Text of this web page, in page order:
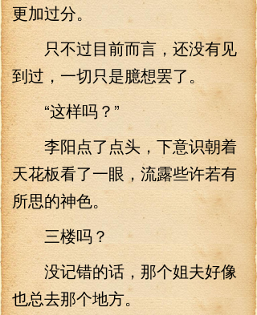
更加过分。
只不过目前而言，还没有见
到过，一切只是臆想罢了。
“这样吗？”
李阳点了点头，下意识朝着
天花板看了一眼，流露些许若有
所思的神色。
三楼吗？
没记错的话，那个姐夫好像
也总去那个地方。